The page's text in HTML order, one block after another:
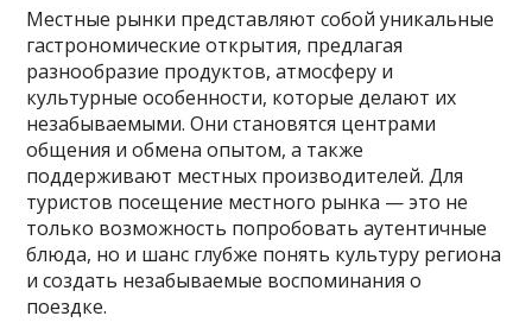
Местные рынки представляют собой уникальные
гастрономические открытия, предлагая
разнообразие продуктов, атмосферу и
культурные особенности, которые делают их
незабываемыми. Они становятся центрами
общения и обмена опытом, а также
поддерживают местных производителей. Для
туристов посещение местного рынка — это не
только возможность попробовать аутентичные
блюда, но и шанс глубже понять культуру региона
и создать незабываемые воспоминания о
поездке.